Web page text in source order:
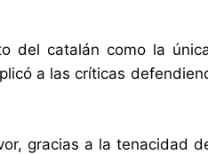
del catalán como la
a las críticas
gracias a la tenacidad